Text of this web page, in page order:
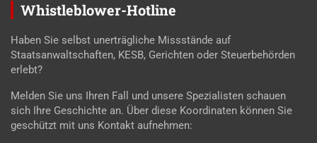
Whistleblower-Hotline
Haben Sie selbst unerträgliche Missstände auf
Staatsanwaltschaften, KESB, Gerichten oder Steuerbehörden
erlebt?
Melden Sie uns Ihren Fall und unsere Spezialisten schauen
sich Ihre Geschichte an. Über diese Koordinaten können Sie
geschützt mit uns Kontakt aufnehmen: